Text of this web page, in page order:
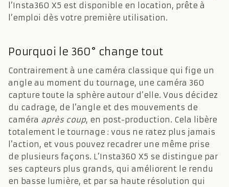
l’Insta360 X5 est disponible en location, prête à
l’emploi dès votre première utilisation.
Pourquoi le 360° change tout
Contrairement à une caméra classique qui fige un
angle au moment du tournage, une caméra 360
capture toute la sphère autour d’elle. Vous décidez
du cadrage, de l’angle et des mouvements de
caméra après coup, en post-production. Cela libère
totalement le tournage : vous ne ratez plus jamais
l’action, et vous pouvez recadrer une même prise
de plusieurs façons. L’Insta360 X5 se distingue par
ses capteurs plus grands, qui améliorent le rendu
en basse lumière, et par sa haute résolution qui